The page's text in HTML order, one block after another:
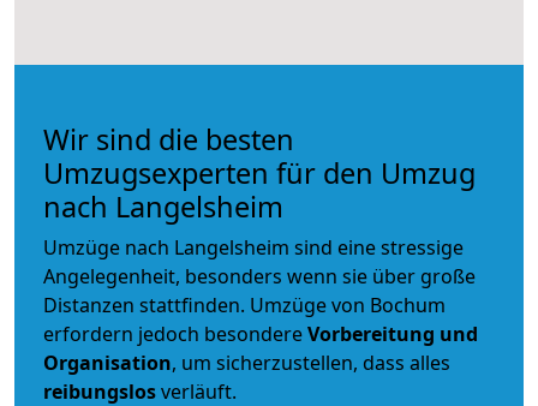
Wir sind die besten
Umzugsexperten für den Umzug
nach Langelsheim
Umzüge nach Langelsheim sind eine stressige
Angelegenheit, besonders wenn sie über große
Distanzen stattfinden. Umzüge von Bochum
erfordern jedoch besondereVorbereitung und
Organisation, um sicherzustellen, dass alles
reibungslosverläuft.